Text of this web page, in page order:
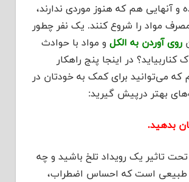
و آنهایی هم که هنوز موردی ندارند،
مواد را شروع کنند. یک نفر چطور
روی آوردن به الکل و مواد با حوادث
کناربیاید؟ در اینجا پنج راهکار
که می‌توانید برای کمک به خودتان در
بهتر درپیش گیرید:
بدهید.
تاثیر یک رویداد تلخ باشید و چه
طبیعی است که احساس اضطراب،